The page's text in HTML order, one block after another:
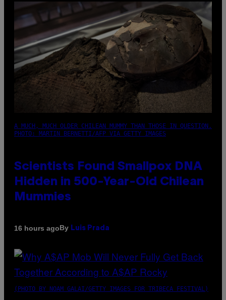
A MUCH, MUCH OLDER CHILEAN MUMMY THAN THOSE IN QUESTION.
PHOTO: MARTIN BERNETTI/AFP VIA GETTY IMAGES
Scientists Found Smallpox DNA
Hidden in 500-Year-Old Chilean
Mummies
16 hours agoBy Luis Prada
(PHOTO BY NOAM GALAI/GETTY IMAGES FOR TRIBECA FESTIVAL)